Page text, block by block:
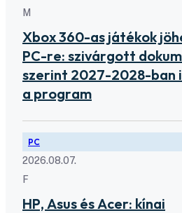
M
Xbox 360-as játékok
PC-re: szivárgott
szerint 2027-2028-ban
a program
PC
2026.08.07.
F
HP, Asus és Acer: kínai